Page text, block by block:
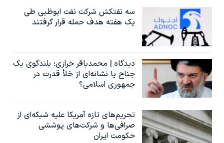
سه نفتکش شرکت نفت ابوظبی طی
یک هفته هدف حمله قرار گرفتند
دیدگاه | محمدباقر خرازی؛ بلندگوی یک
جناح یا نشانه‌ای از خلأ قدرت در
جمهوری اسلامی؟
تحریم‌های تازه آمریکا علیه شبکه‌ای از
صرافی‌ها و شرکت‌های پوششی
حکومت ایران